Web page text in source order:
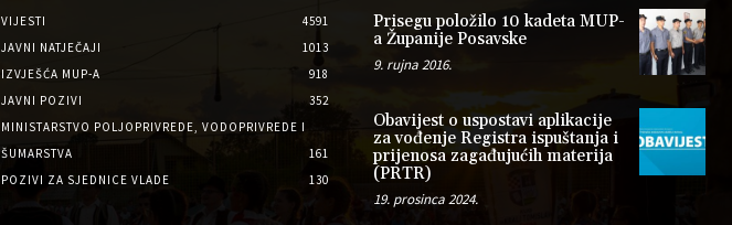
VIJESTI
4591
JAVNI NATJEČAJI
1013
IZVJEŠĆA MUP-A
918
JAVNI POZIVI
352
MINISTARSTVO POLJOPRIVREDE, VODOPRIVREDE I
ŠUMARSTVA
161
POZIVI ZA SJEDNICE VLADE
130
Prisegu položilo 10 kadeta MUP-
a Županije Posavske
9. rujna 2016.
Obavijest o uspostavi aplikacije
za vođenje Registra ispuštanja i
prijenosa zagađujućih materija
(PRTR)
19. prosinca 2024.